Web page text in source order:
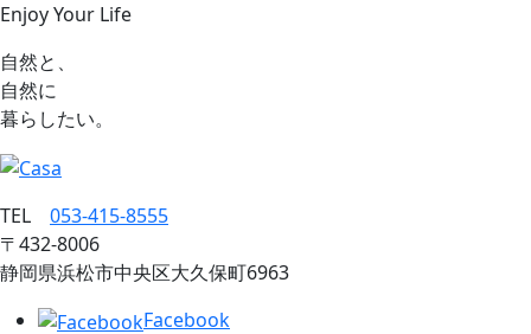
Enjoy Your Life
自然と、
自然に
暮らしたい。
TEL 053‐415‐8555
〒432‐8006
静岡県浜松市中央区大久保町6963
Facebook